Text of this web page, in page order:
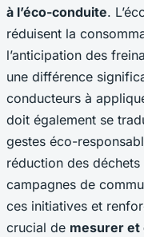
à l’éco-conduite.
réduisent la
l’anticipation des
une différence
conducteurs à
doit également se
gestes éco-
réduction des
campagnes de
ces initiatives et
crucial de mesurer et